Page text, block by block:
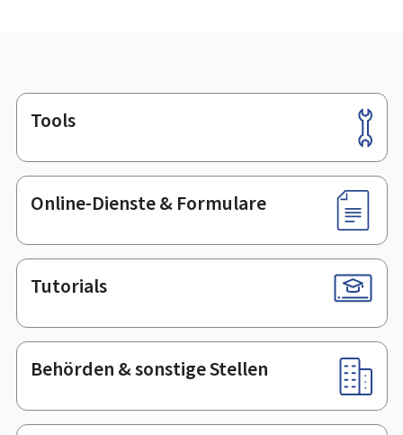
Footer
Tools
Online-Dienste & Formulare
Tutorials
Behörden & sonstige Stellen